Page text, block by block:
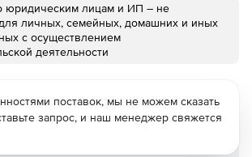
юридическим лицам и ИП – не
личных, семейных, домашних и иных
с осуществлением
деятельности
поставок, мы не можем сказать
запрос, и наш менеджер свяжется